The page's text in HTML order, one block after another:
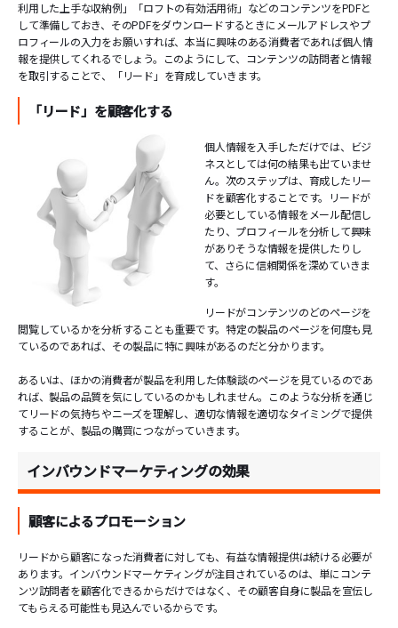
利用した上手な収納例」「ロフトの有効活用術」などのコンテンツをPDFと
して準備しておき、そのPDFをダウンロードするときにメールアドレスやプ
ロフィールの入力をお願いすれば、本当に興味のある消費者であれば個人情
報を提供してくれるでしょう。このようにして、コンテンツの訪問者と情報
を取引することで、「リード」を育成していきます。
「リード」を顧客化する
個人情報を入手しただけでは、ビジ
ネスとしては何の結果も出ていませ
ん。次のステップは、育成したリー
ドを顧客化することです。リードが
必要としている情報をメール配信し
たり、プロフィールを分析して興味
がありそうな情報を提供したりし
て、さらに信頼関係を深めていきま
す。
リードがコンテンツのどのページを
閲覧しているかを分析することも重要です。特定の製品のページを何度も見
ているのであれば、その製品に特に興味があるのだと分かります。
あるいは、ほかの消費者が製品を利用した体験談のページを見ているのであ
れば、製品の品質を気にしているのかもしれません。このような分析を通じ
てリードの気持ちやニーズを理解し、適切な情報を適切なタイミングで提供
することが、製品の購買につながっていきます。
インバウンドマーケティングの効果
顧客によるプロモーション
リードから顧客になった消費者に対しても、有益な情報提供は続ける必要が
あります。インバウンドマーケティングが注目されているのは、単にコンテ
ンツ訪問者を顧客化できるからだけではなく、その顧客自身に製品を宣伝し
てもらえる可能性も見込んでいるからです。